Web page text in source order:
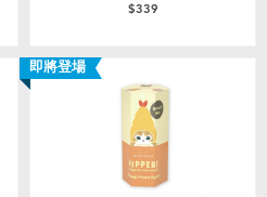
$339
即將登場